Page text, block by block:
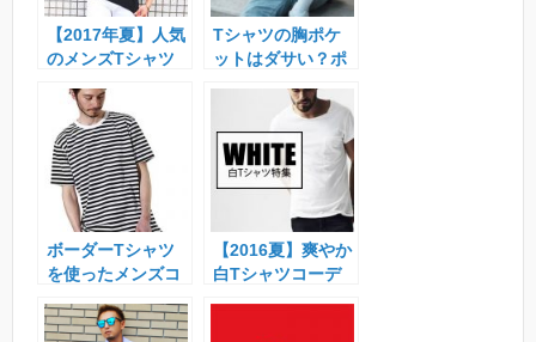
【2017年夏】人気
のメンズTシャツ
ブランド
Tシャツの胸ポケ
ットはダサい？ポ
ボーダーTシャツ
を使ったメンズコ
ランド
【2016夏】爽やか
白Tシャツコーデ